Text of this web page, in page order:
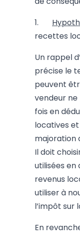
1.
recettes
Un rappel
précise le
peuvent
vendeur ne
fois en
locatives
majoration
Il doit
utilisées en
revenus
utiliser à
l’impôt sur
En